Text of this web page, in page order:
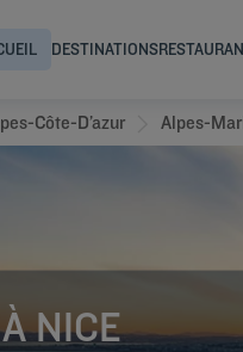
DESTINATIONS
Côte-D’azur Alpes-
NICE